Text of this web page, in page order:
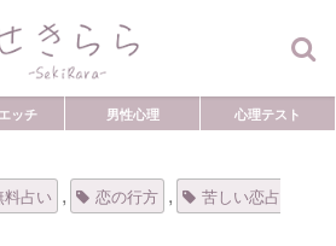
ッチ 男性心理 心理テスト
料占い , 恋の行方 ,
苦しい恋占